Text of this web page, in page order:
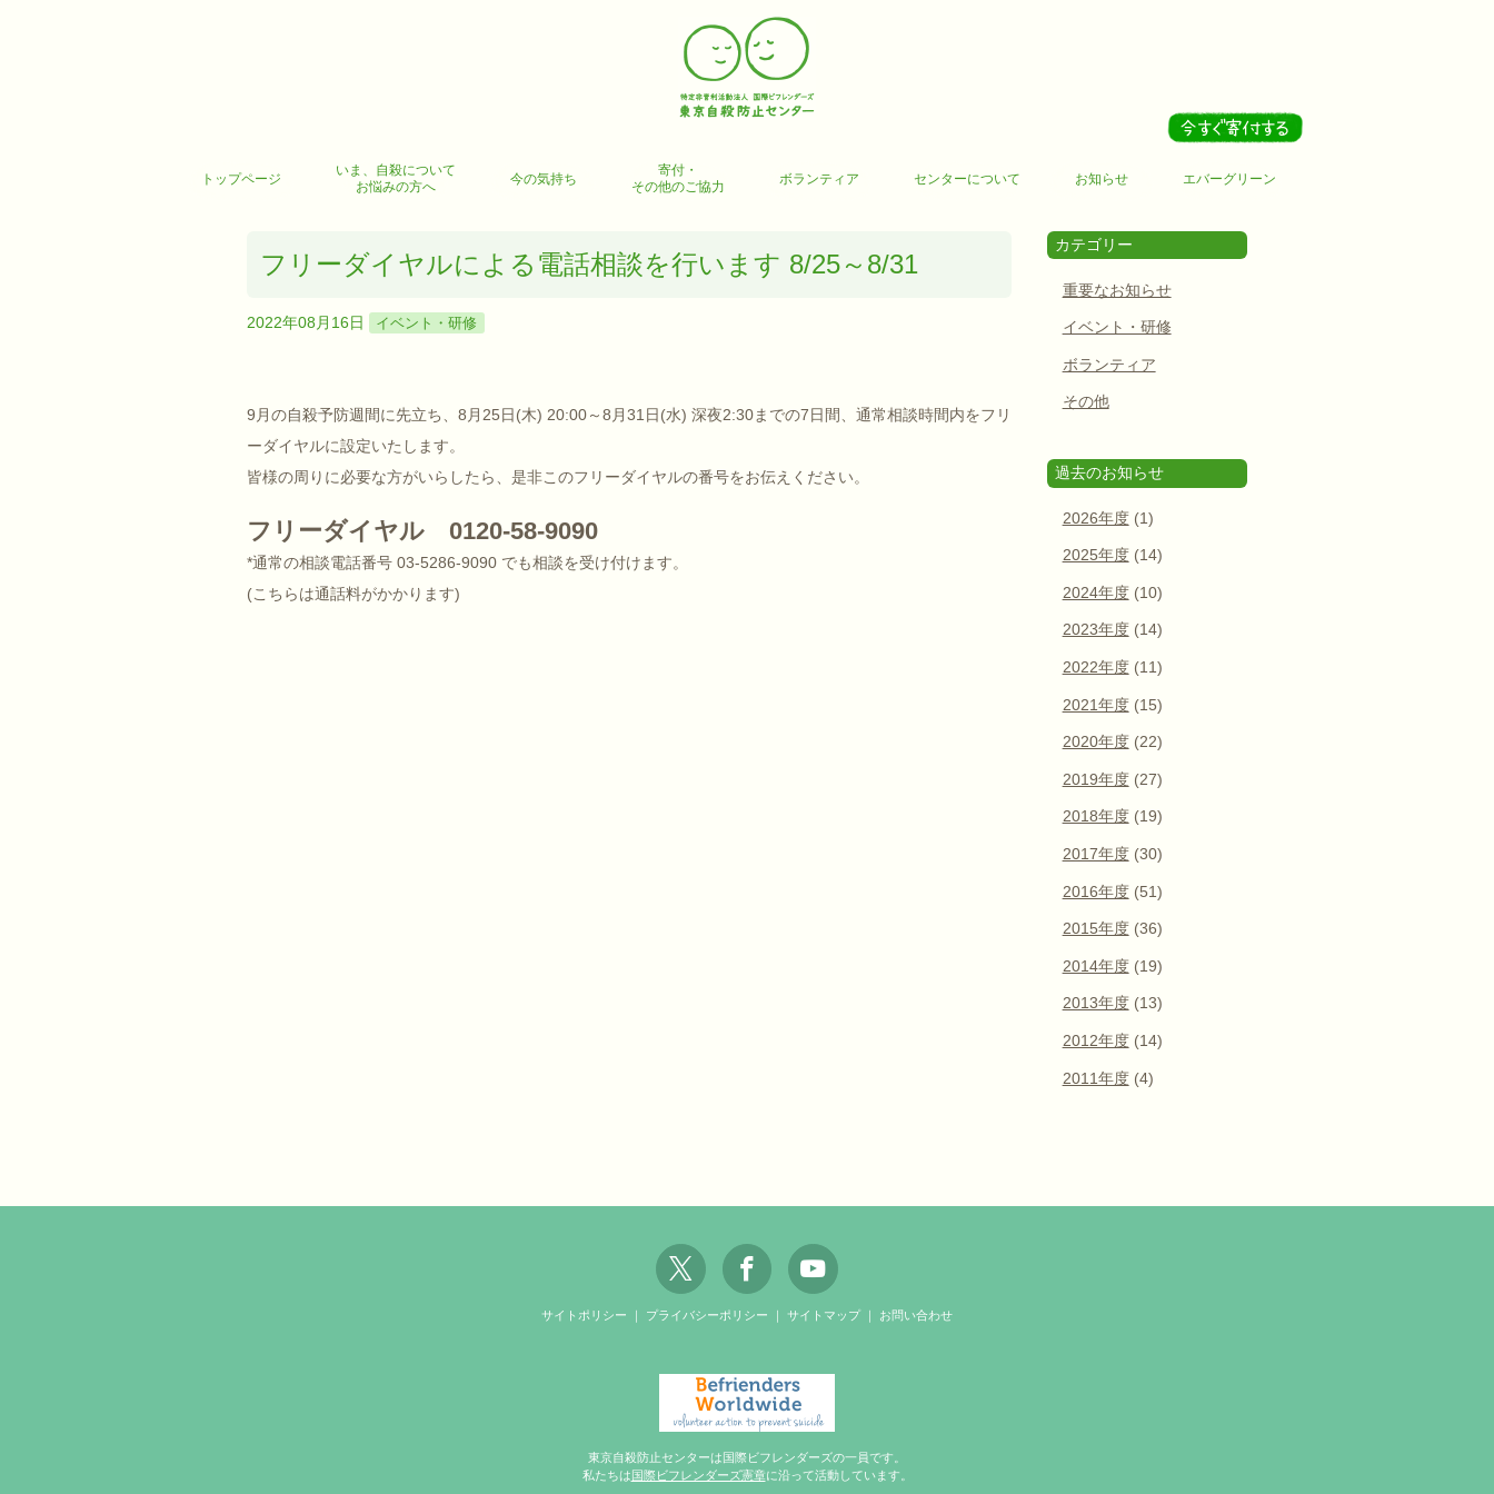
トップページ
いま、自殺について
お悩みの方へ
今の気持ち
寄付・
その他のご協力
ボランティア センターについて お知らせ エバーグリーン
フリーダイヤルによる電話相談を行います 8/25～8/31
2022年08月16日 イベント・研修
9月の自殺予防週間に先立ち、8月25日(木) 20:00～8月31日(水) 深夜2:30までの7日間、通常相談時間内をフリ
ーダイヤルに設定いたします。
皆様の周りに必要な方がいらしたら、是非このフリーダイヤルの番号をお伝えください。
フリーダイヤル 0120-58-9090
*通常の相談電話番号 03-5286-9090 でも相談を受け付けます。
(こちらは通話料がかかります)
カテゴリー
重要なお知らせ
イベント・研修
ボランティア
その他
過去のお知らせ
2026年度(1)
2025年度(14)
2024年度(10)
2023年度(14)
2022年度(11)
2021年度(15)
2020年度(22)
2019年度(27)
2018年度(19)
2017年度(30)
2016年度(51)
2015年度(36)
2014年度(19)
2013年度(13)
2012年度(14)
2011年度(4)
サイトポリシー ｜ プライバシーポリシー ｜ サイトマップ｜ お問い合わせ
東京自殺防止センターは国際ビフレンダーズの一員です。
私たちは 国際ビフレンダーズ憲章に沿って活動しています。